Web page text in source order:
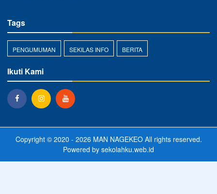
Tags
PENGUMUMAN SEKILAS INFO BERITA
Ikuti Kami
Copyright © 2020 - 2026 MAN NAGEKEOAll rights reserved.
Powered by sekolahku.web.id